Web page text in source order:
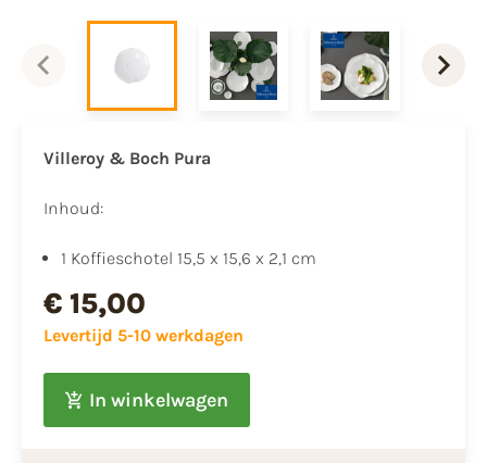
Villeroy & Boch Pura
Inhoud:
​1 Koffieschotel 15,5 x 15,6 x 2,1 cm
€ 15,00
Levertijd 5-10 werkdagen
In winkelwagen